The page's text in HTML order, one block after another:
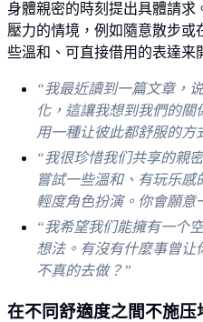
身體親密的時刻提出具體請
壓力的情境，例如隨意散步
些溫和、可直接借用的表達来
“我最近讀到一篇文章，
化，這讓我想到我們的關
用一種让彼此都舒服的方
“我很珍惜我们共享的親
嘗試一些溫和、有玩乐
輕度角色扮演。你會願意
“我希望我们能擁有一个
想法。有沒有什麼事曾让
不真的去做？”
在不同舒適度之間不施压